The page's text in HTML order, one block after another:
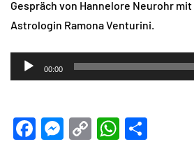
Gespräch von Hannelore Neurohr
Astrologin Ramona Venturini.
Audio-
Player
00:00
Facebook
Messenger
Copy